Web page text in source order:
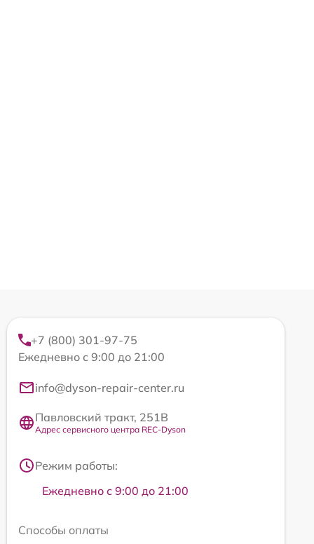
+7 (800) 301-97-75
Ежедневно с 9:00 до 21:00
info@dyson-repair-center.ru
Павловский тракт, 251В
Адрес сервисного центра REC-Dyson
Режим работы:
Ежедневно с 9:00 до 21:00
Способы оплаты